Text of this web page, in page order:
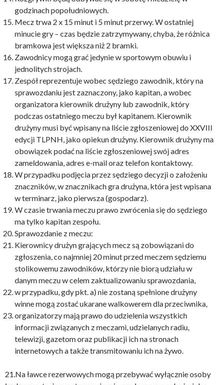
godzinach popołudniowych.
Mecz trwa 2 x 15 minut i 5 minut przerwy. W ostatniej
minucie gry – czas będzie zatrzymywany, chyba, że różnica
bramkowa jest większa niż 2 bramki.
Zawodnicy mogą grać jedynie w sportowym obuwiu i
jednolitych strojach.
Zespół reprezentuje wobec sędziego zawodnik, który na
sprawozdaniu jest zaznaczony, jako kapitan, a wobec
organizatora kierownik drużyny lub zawodnik, który
podczas ostatniego meczu był kapitanem. Kierownik
drużyny musi być wpisany na liście zgłoszeniowej do XXVIII
edycji TLPNH, jako opiekun drużyny. Kierownik drużyny ma
obowiązek podać na liście zgłoszeniowej swój adres
zameldowania, adres e-mail oraz telefon kontaktowy.
W przypadku podjęcia przez sędziego decyzji o założeniu
znaczników, w znacznikach gra drużyna, która jest wpisana
w terminarz, jako pierwsza (gospodarz).
W czasie trwania meczu prawo zwrócenia się do sędziego
ma tylko kapitan zespołu.
Sprawozdanie z meczu:
Kierownicy drużyn grających mecz są zobowiązani do
zgłoszenia, co najmniej 20 minut przed meczem sędziemu
stolikowemu zawodników, którzy nie biorą udziału w
danym meczu w celem zaktualizowaniu sprawozdania,
w przypadku, gdy pkt. a) nie zostaną spełnione drużyny
winne mogą zostać ukarane walkowerem dla przeciwnika,
organizatorzy mają prawo do udzielenia wszystkich
informacji związanych z meczami, udzielanych radiu,
telewizji, gazetom oraz publikacji ich na stronach
internetowych a także transmitowaniu ich na żywo.
21.Na ławce rezerwowych mogą przebywać wyłącznie osoby